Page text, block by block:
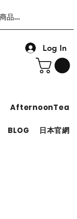
Log In
AfternoonTea
BLOG 日本官網